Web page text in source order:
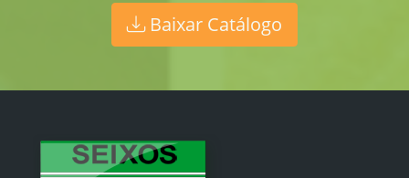
Baixar Catálogo